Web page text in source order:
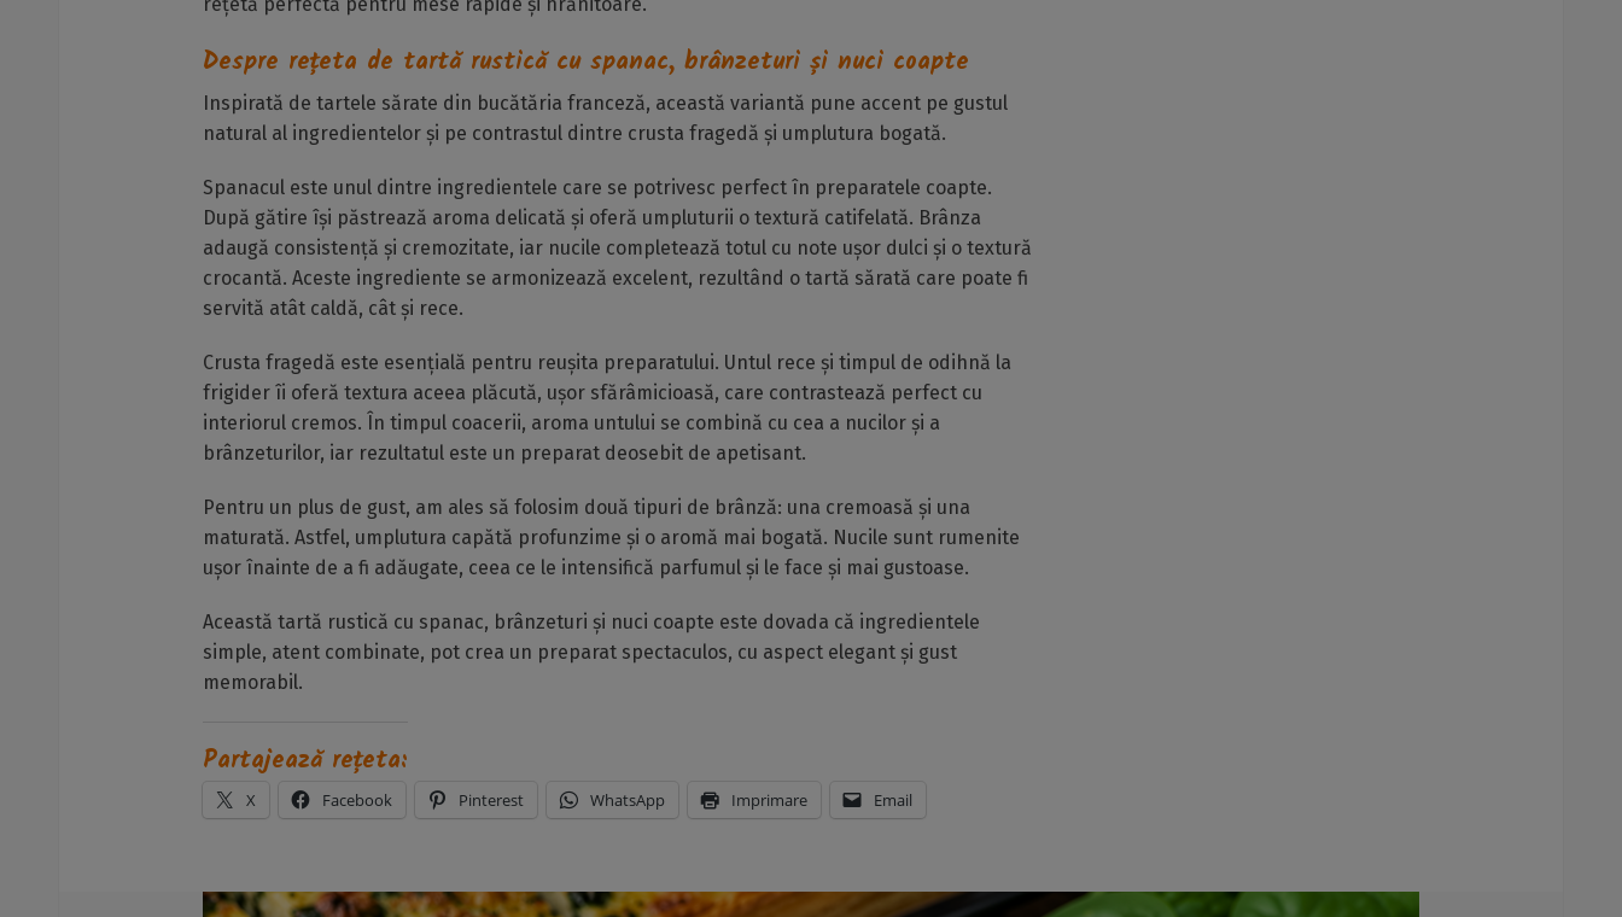
Despre rețeta de tartă rustică cu spanac, brânzeturi și nuci coapte
Inspirată de tartele sărate din bucătăria franceză, această variantă pune accent pe gustul
natural al ingredientelor și pe contrastul dintre crusta fragedă și umplutura bogată.
Spanacul este unul dintre ingredientele care se potrivesc perfect în preparatele coapte.
După gătire își păstrează aroma delicată și oferă umpluturii o textură catifelată. Brânza
adaugă consistență și cremozitate, iar nucile completează totul cu note ușor dulci și o textură
crocantă. Aceste ingrediente se armonizează excelent, rezultând o tartă sărată care poate fi
servită atât caldă, cât și rece.
Crusta fragedă este esențială pentru reușita preparatului. Untul rece și timpul de odihnă la
frigider îi oferă textura aceea plăcută, ușor sfărâmicioasă, care contrastează perfect cu
interiorul cremos. În timpul coacerii, aroma untului se combină cu cea a nucilor și a
brânzeturilor, iar rezultatul este un preparat deosebit de apetisant.
Pentru un plus de gust, am ales să folosim două tipuri de brânză: una cremoasă și una
maturată. Astfel, umplutura capătă profunzime și o aromă mai bogată. Nucile sunt rumenite
ușor înainte de a fi adăugate, ceea ce le intensifică parfumul și le face și mai gustoase.
Această tartă rustică cu spanac, brânzeturi și nuci coapte este dovada că ingredientele
simple, atent combinate, pot crea un preparat spectaculos, cu aspect elegant și gust
memorabil.
Partajează rețeta:
X Facebook Pinterest WhatsApp Imprimare Email